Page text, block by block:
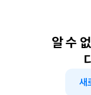
알 수
새